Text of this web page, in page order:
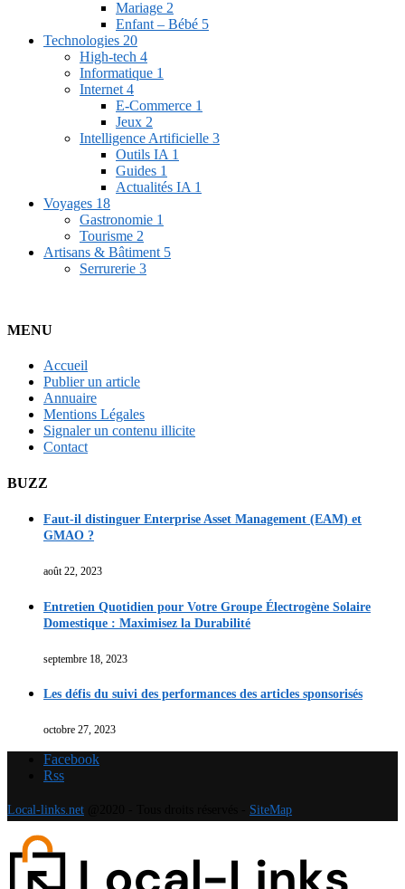
Mariage 2
Enfant – Bébé 5
Technologies 20
High-tech 4
Informatique 1
Internet 4
E-Commerce 1
Jeux 2
Intelligence Artificielle 3
Outils IA 1
Guides 1
Actualités IA 1
Voyages 18
Gastronomie 1
Tourisme 2
Artisans & Bâtiment 5
Serrurerie 3
MENU
Accueil
Publier un article
Annuaire
Mentions Légales
Signaler un contenu illicite
Contact
BUZZ
Faut-il distinguer Enterprise Asset Management (EAM) et
GMAO ?
août 22, 2023
Entretien Quotidien pour Votre Groupe Électrogène Solaire
Domestique : Maximisez la Durabilité
septembre 18, 2023
Les défis du suivi des performances des articles sponsorisés
octobre 27, 2023
Facebook
Rss
Local-links.net SiteMap